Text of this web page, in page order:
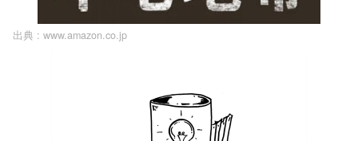
出典 : www.amazon.co.jp